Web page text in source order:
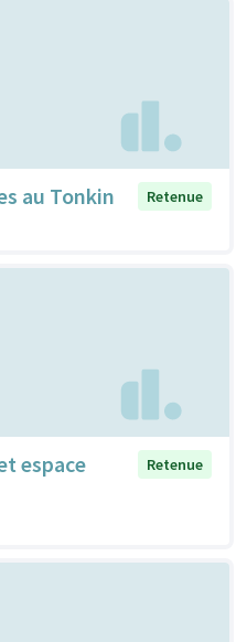
au Tonkin
Retenue
espace
Retenue